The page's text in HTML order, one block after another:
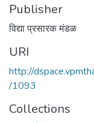
Publisher
विद्या प्रसारक मंडळ
URI
http://
/1093
Collections